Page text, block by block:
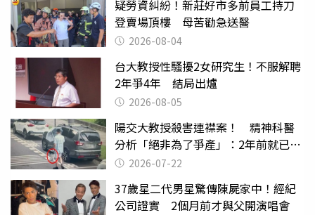
疑勞資糾紛！新莊好市多前員工持刀
登賣場頂樓 母苦勸急送醫
2026-08-04
台大教授性騷擾2女研究生！不服解聘
2年爭4年 結局出爐
2026-08-05
陽交大教授殺害連襟案！ 精神科醫
分析「絕非為了爭產」：2年前就已言
行詭異
2026-07-22
37歲星二代男星驚傳陳屍家中！經紀
公司證實 2個月前才與父開演唱會